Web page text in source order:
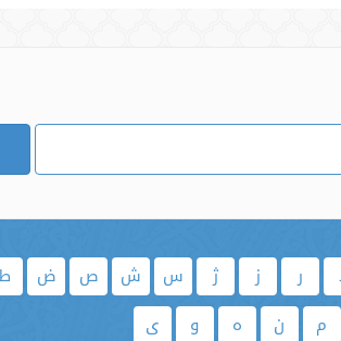
ر ز ژ س ش ص ض
م
ن ه و ی